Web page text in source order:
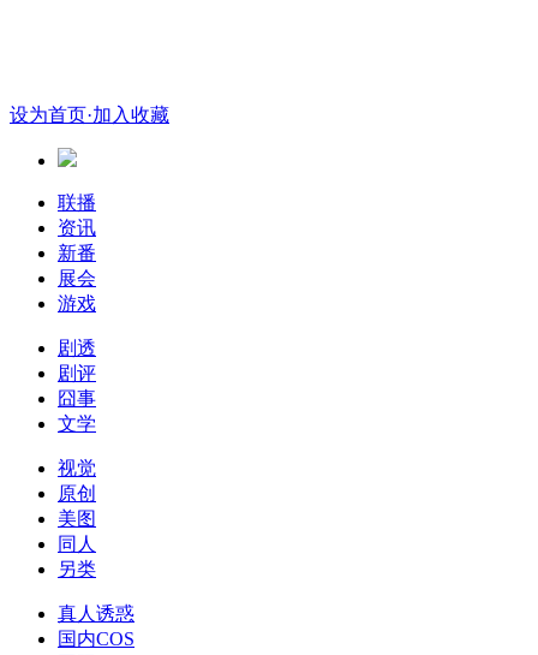
联播
新番
游戏
剧透
剧评
囧事
视觉
原创
美图
另类
真人诱惑
国内COS
国际COS
游戏天地